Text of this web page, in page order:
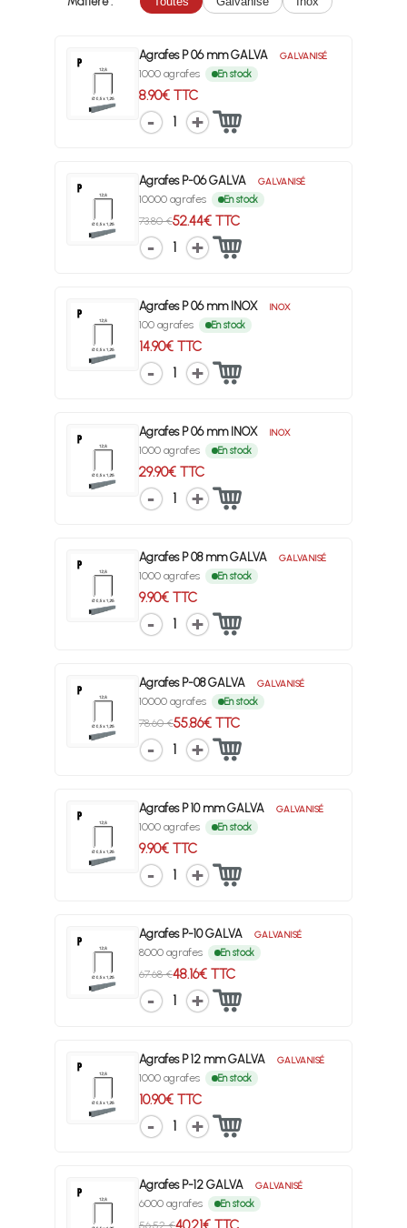
Agrafes P 06 mm GALVA GALVANISÉ
1000 agrafes En stock
8.90€ TTC
1
Agrafes P-06 GALVA GALVANISÉ
10000 agrafes En stock
73.80 €52.44€ TTC
1
Agrafes P 06 mm INOX INOX
100 agrafes En stock
14.90€ TTC
1
Agrafes P 06 mm INOX INOX
1000 agrafes En stock
29.90€ TTC
1
Agrafes P 08 mm GALVA GALVANISÉ
1000 agrafes En stock
9.90€ TTC
1
Agrafes P-08 GALVA GALVANISÉ
10000 agrafes En stock
78.60 €55.86€ TTC
1
Agrafes P 10 mm GALVA GALVANISÉ
1000 agrafes En stock
9.90€ TTC
1
Agrafes P-10 GALVA GALVANISÉ
8000 agrafes En stock
67.68 €48.16€ TTC
1
Agrafes P 12 mm GALVA GALVANISÉ
1000 agrafes En stock
10.90€ TTC
1
Agrafes P-12 GALVA GALVANISÉ
6000 agrafes En stock
56.52 €